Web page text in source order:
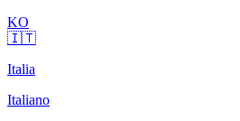
KO
🇮🇹
Italia
Italiano